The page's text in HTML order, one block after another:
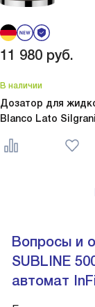
11 980 руб.
В наличии
Дозатор для
Blanco Lato
Lato
серый 526954
Вопросы и
SUBLINE
автомат